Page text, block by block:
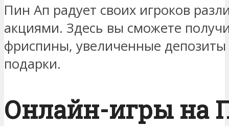
Пин Ап радует своих игроков
акциями. Здесь вы сможете
фриспины, увеличенные
подарки.
Онлайн-игры на